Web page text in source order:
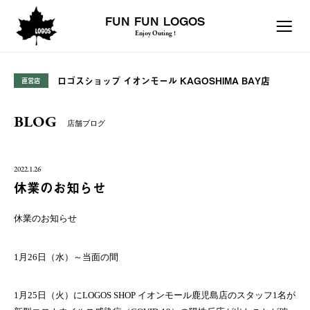
FUN FUN LOGOS
Enjoy Outing !
直営店 ロゴスショップ イオンモール KAGOSHIMA BAY店
BLOG 店舗ブログ
2022.1.26
休業のお知らせ
休業のお知らせ
1 月26 日（水）～当面の間
1 月 25 日（火）にLOGOS SHOP イオンモール鹿児島店のスタッフ1名が